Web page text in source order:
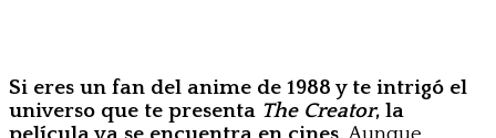
Si eres un fan del anime de 1988 y te intrigó el
universo que te presenta The Creator, la